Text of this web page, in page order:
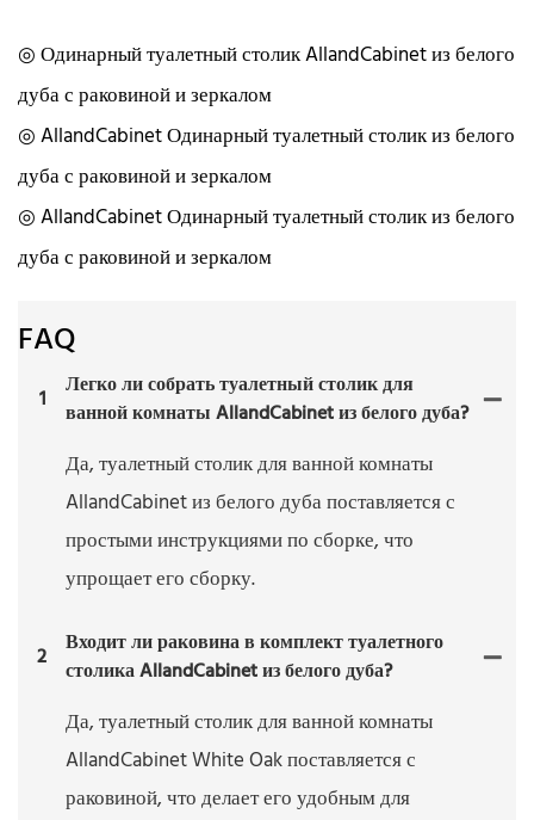
◎ Одинарный туалетный столик AllandCabinet из белого
дуба с раковиной и зеркалом
◎ AllandCabinet Одинарный туалетный столик из белого
дуба с раковиной и зеркалом
◎ AllandCabinet Одинарный туалетный столик из белого
дуба с раковиной и зеркалом
FAQ
1
Легко ли собрать туалетный столик для
ванной комнаты AllandCabinet из белого дуба?
Да, туалетный столик для ванной комнаты
AllandCabinet из белого дуба поставляется с
простыми инструкциями по сборке, что
упрощает его сборку.
2
Входит ли раковина в комплект туалетного
столика AllandCabinet из белого дуба?
Да, туалетный столик для ванной комнаты
AllandCabinet White Oak поставляется с
раковиной, что делает его удобным для